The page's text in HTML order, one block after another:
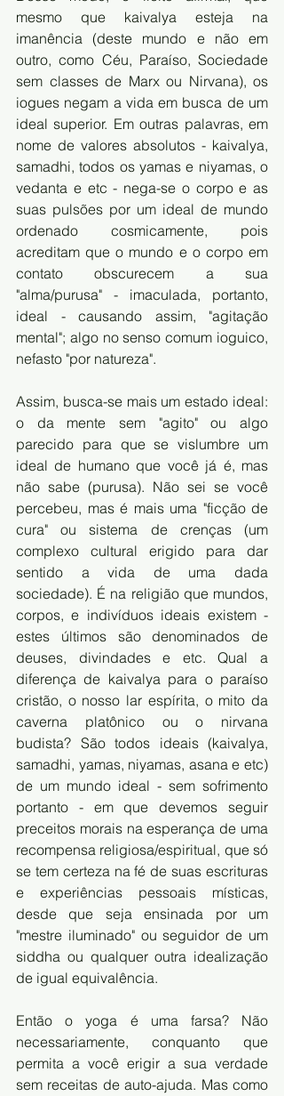
mesmo que kaivalya esteja na
imanência (deste mundo e não em
outro, como Céu, Paraíso, Sociedade
sem classes de Marx ou Nirvana), os
iogues negam a vida em busca de um
ideal superior. Em outras palavras, em
nome de valores absolutos - kaivalya,
samadhi, todos os yamas e niyamas, o
vedanta e etc - nega-se o corpo e as
suas pulsões por um ideal de mundo
ordenado cosmicamente, pois
acreditam que o mundo e o corpo em
contato obscurecem a sua
"alma/purusa" - imaculada, portanto,
ideal - causando assim, "agitação
mental"; algo no senso comum ioguico,
nefasto "por natureza".
Assim, busca-se mais um estado ideal:
o da mente sem "agito" ou algo
parecido para que se vislumbre um
ideal de humano que você já é, mas
não sabe (purusa). Não sei se você
percebeu, mas é mais uma "ficção de
cura" ou sistema de crenças (um
complexo cultural erigido para dar
sentido a vida de uma dada
sociedade). É na religião que mundos,
corpos, e indivíduos ideais existem -
estes últimos são denominados de
deuses, divindades e etc. Qual a
diferença de kaivalya para o paraíso
cristão, o nosso lar espírita, o mito da
caverna platônico ou o nirvana
budista? São todos ideais (kaivalya,
samadhi, yamas, niyamas, asana e etc)
de um mundo ideal - sem sofrimento
portanto - em que devemos seguir
preceitos morais na esperança de uma
recompensa religiosa/espiritual, que só
se tem certeza na fé de suas escrituras
e experiências pessoais místicas,
desde que seja ensinada por um
"mestre iluminado" ou seguidor de um
siddha ou qualquer outra idealização
de igual equivalência.
Então o yoga é uma farsa? Não
necessariamente, conquanto que
permita a você erigir a sua verdade
sem receitas de auto-ajuda. Mas como